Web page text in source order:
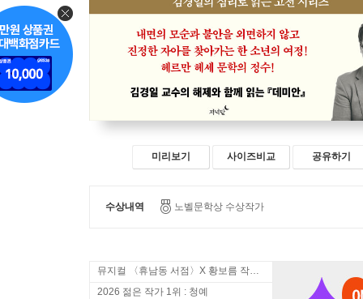
미리보기 사이즈비교 공유하기
수상내역 노벨문학상 수상작가
2026 젊은 작가 1위 : 청예